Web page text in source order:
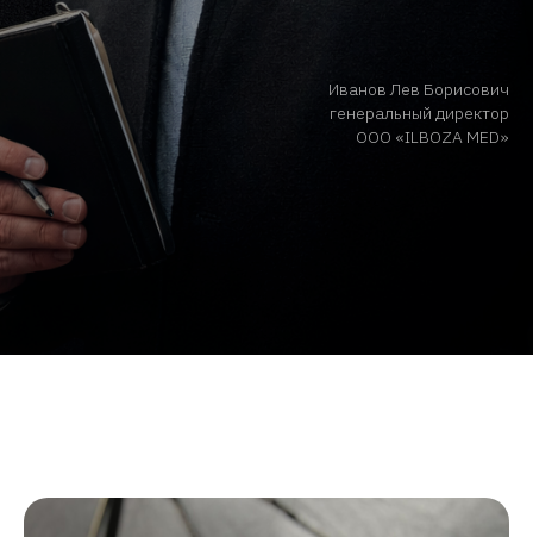
Иванов Лев Борисович
генеральный директор
ООО «ILBOZA MED»